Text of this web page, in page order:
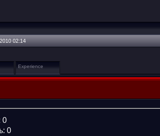
02:14
Experience
0
0